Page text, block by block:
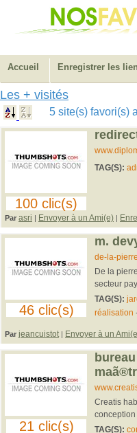
Accueil Enregistrer les
Les + visités
5 site(s) favori(s)
100 clic(s)
TAG(S):
Par asri | Envoyer à un Ami(e) |
46 clic(s)
m.
de-la-
De la
secteur
TAG(S):
réalisation
Par jeancuistot | Envoyer à un
21 clic(s)
Creatis
TAG(S):